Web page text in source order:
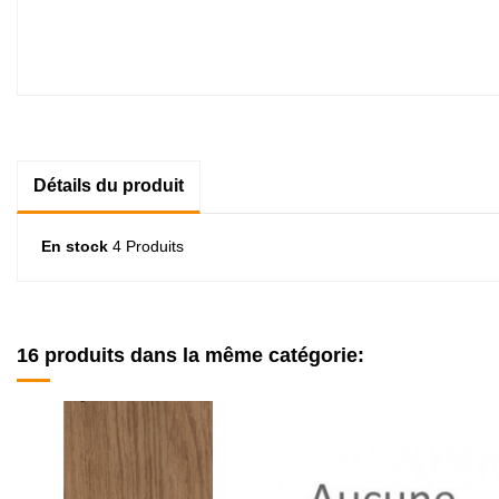
Détails du produit
En stock 4 Produits
16 produits dans la même catégorie: